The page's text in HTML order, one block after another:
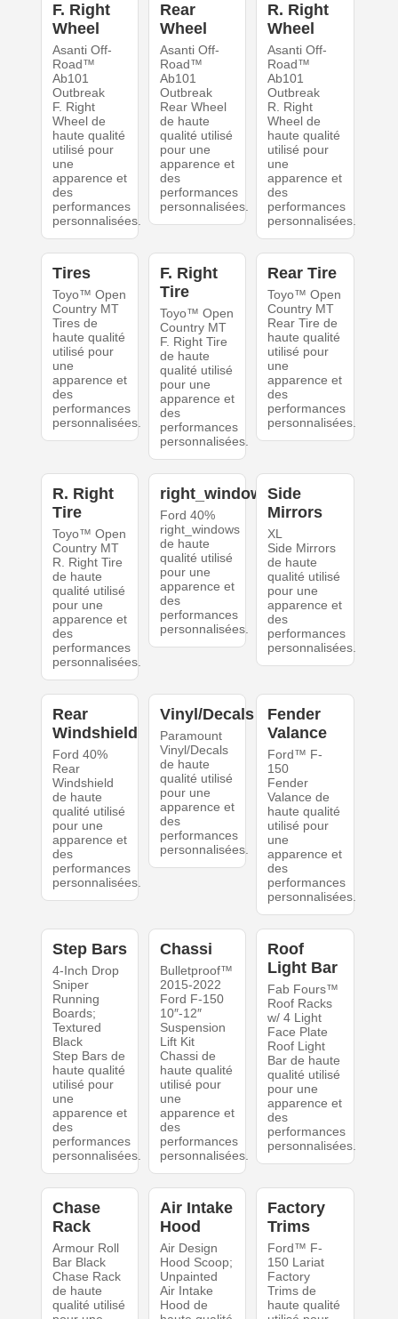
F. Right
Wheel
Asanti Off-
Road™
Ab101
Outbreak
F. Right
Wheel de
haute qualité
utilisé pour
une
apparence et
des
performances
personnalisées.
Rear
Wheel
Asanti Off-
Road™
Ab101
Outbreak
Rear Wheel
de haute
qualité utilisé
pour une
apparence et
des
performances
personnalisées.
R. Right
Wheel
Asanti Off-
Road™
Ab101
Outbreak
R. Right
Wheel de
haute qualité
utilisé pour
une
apparence et
des
performances
personnalisées.
Tires
Toyo™ Open
Country MT
Tires de
haute qualité
utilisé pour
une
apparence et
des
performances
personnalisées.
F. Right
Tire
Toyo™ Open
Country MT
F. Right Tire
de haute
qualité utilisé
pour une
apparence et
des
performances
personnalisées.
Rear Tire
Toyo™ Open
Country MT
Rear Tire de
haute qualité
utilisé pour
une
apparence et
des
performances
personnalisées.
R. Right
Tire
Toyo™ Open
Country MT
R. Right Tire
de haute
qualité utilisé
pour une
apparence et
des
performances
personnalisées.
right_windows
Ford 40%
right_windows
de haute
qualité utilisé
pour une
apparence et
des
performances
personnalisées.
Side
Mirrors
XL
Side Mirrors
de haute
qualité utilisé
pour une
apparence et
des
performances
personnalisées.
Rear
Windshield
Ford 40%
Rear
Windshield
de haute
qualité utilisé
pour une
apparence et
des
performances
personnalisées.
Vinyl/Decals
Paramount
Vinyl/Decals
de haute
qualité utilisé
pour une
apparence et
des
performances
personnalisées.
Fender
Valance
Ford™ F-
150
Fender
Valance de
haute qualité
utilisé pour
une
apparence et
des
performances
personnalisées.
Step Bars
4-Inch Drop
Sniper
Running
Boards;
Textured
Black
Step Bars de
haute qualité
utilisé pour
une
apparence et
des
performances
personnalisées.
Chassi
Bulletproof™
2015-2022
Ford F-150
10″-12″
Suspension
Lift Kit
Chassi de
haute qualité
utilisé pour
une
apparence et
des
performances
personnalisées.
Roof
Light Bar
Fab Fours™
Roof Racks
w/ 4 Light
Face Plate
Roof Light
Bar de haute
qualité utilisé
pour une
apparence et
des
performances
personnalisées.
Chase
Rack
Armour Roll
Bar Black
Chase Rack
de haute
qualité utilisé
Air Intake
Hood
Air Design
Hood Scoop;
Unpainted
Air Intake
Hood de
Factory
Trims
Ford™ F-
150 Lariat
Factory
Trims de
haute qualité